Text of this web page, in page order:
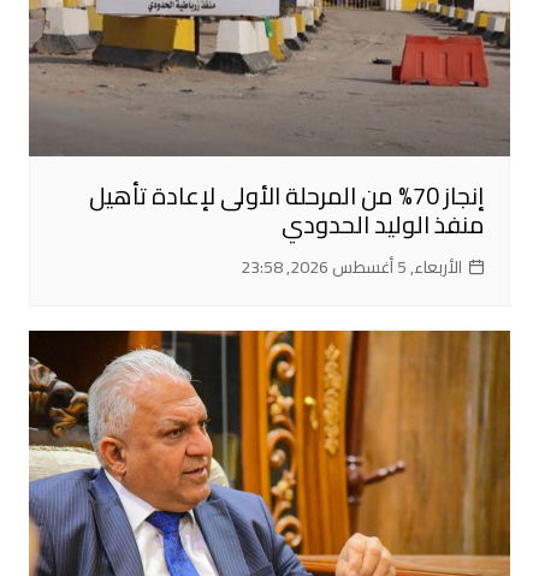
إنجاز 70% من المرحلة الأولى لإعادة تأهيل
منفذ الوليد الحدودي
الأربعاء, 5 أغسطس 2026, 23:58